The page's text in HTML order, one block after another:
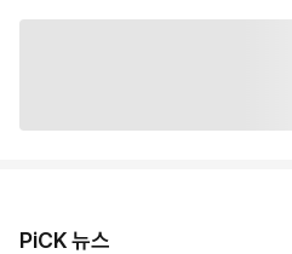
PiCK 뉴스